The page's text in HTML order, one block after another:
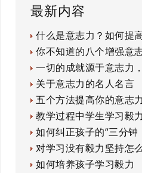
最新内容
什么是意志力？如何提
你不知道的八个增强意
一切的成就源于意志力
关于意志力的名人名言
五个方法提高你的意志力
教学过程中学生学习毅力
如何纠正孩子的“三分钟
对学习没有毅力坚持怎
如何培养孩子学习毅力